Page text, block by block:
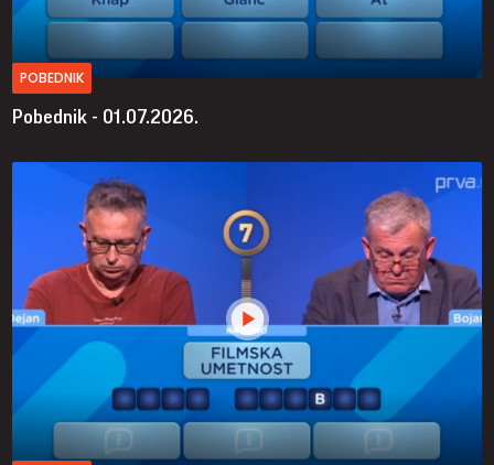
POBEDNIK
Pobednik - 01.07.2026.